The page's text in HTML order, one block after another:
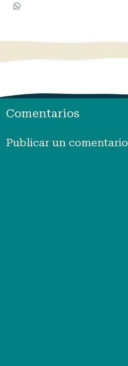
Comentarios
Publicar un comentario